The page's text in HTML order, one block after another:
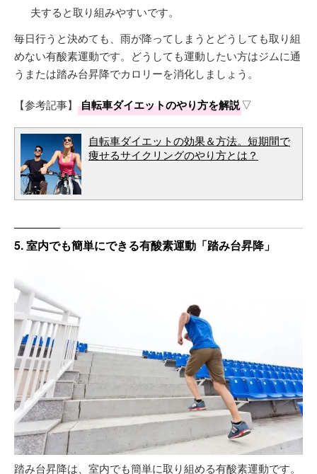
夫すると取り組みやすいです。
毎日行うと決めても、雨が降ってしまうとどうしても取り組
めない有酸素運動です。どうしても運動したい方はジムに通
うまたは踏み台昇降でカロリーを消化しましょう。
【参考記事】 自転車ダイエットのやり方を解説▽
自転車ダイエットの効果＆方法。短期間で
痩せるサイクリングのやり方とは？
5. 室内でも簡単にできる有酸素運動「踏み台昇降」
踏み台昇降は、室内でも簡単に取り組める有酸素運動です。